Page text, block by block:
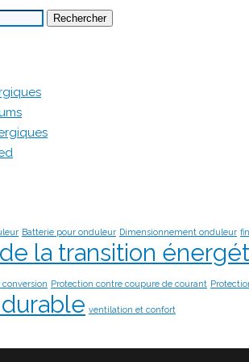
Batterie pour onduleur Dimensionnement onduleur
la transition
Protection contre coupure de courant
ventilation et confort